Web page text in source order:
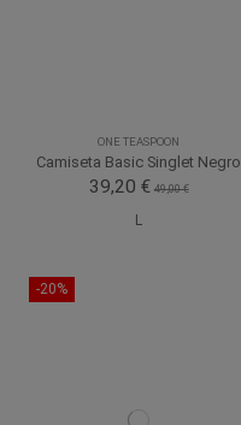
ONE TEASPOON
Camiseta Basic Singlet Negro
39,20 € 49,00 €
L
-20%